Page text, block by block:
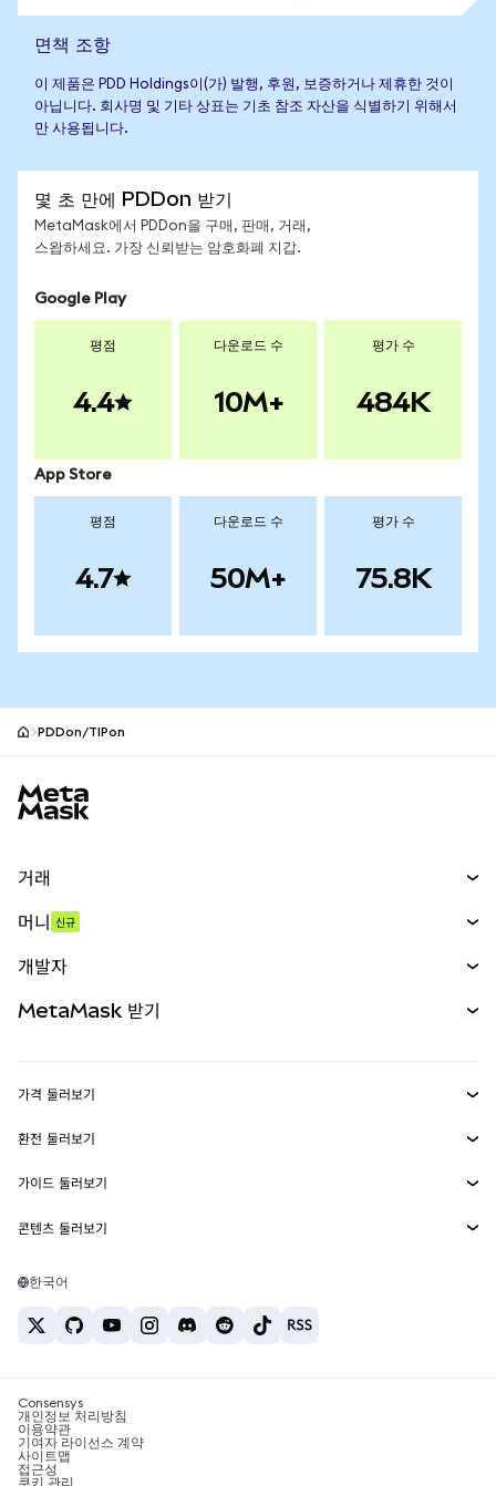
면책 조항
이 제품은 PDD Holdings이(가) 발행, 후원, 보증하거나 제휴한 것이
아닙니다. 회사명 및 기타 상표는 기초 참조 자산을 식별하기 위해서
만 사용됩니다.
몇 초 만에 PDDon 받기
MetaMask에서 PDDon을 구매, 판매, 거래,
스왑하세요. 가장 신뢰받는 암호화폐 지갑.
Google Play
평점
4.4
다운로드 수
10M+
평가 수
484K
App Store
평점
4.7
다운로드 수
50M+
평가 수
75.8K
PDDon/TIPon
거래
무기한 선물
실물자산
머니 신규
개발자
MetaMask Connect
Snaps
웹3 서비스
MetaMask 받기
보안
고객 지원
채용
가격 둘러보기
이더리움 가격
솔라나 가격
테더 가격
환전 둘러보기
ETH를 USD로 환전
USDT를 INR로 환전
BTC를 INR로 환전
ETH를 USDT로 환전
가이드 둘러보기
ETH 매수
USDT 매수
SHIB 매수
BNB 매수
콘텐츠 둘러보기
솔라나 지갑
암호화폐 세금 뉴스
암호화폐 매수 방법
비트코인 매도 방법
한국어
Consensys
개인정보 처리방침
이용약관
기여자 라이선스 계약
사이트맵
접근성
쿠키 관리